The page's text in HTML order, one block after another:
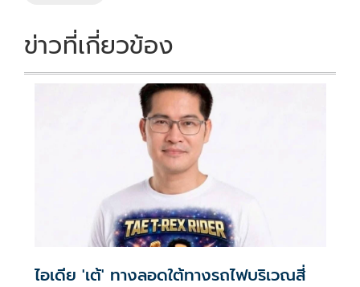
ข่าวที่เกี่ยวข้อง
ไอเดีย 'เต้' ทางลอดใต้ทางรถไฟบริเวณสี่